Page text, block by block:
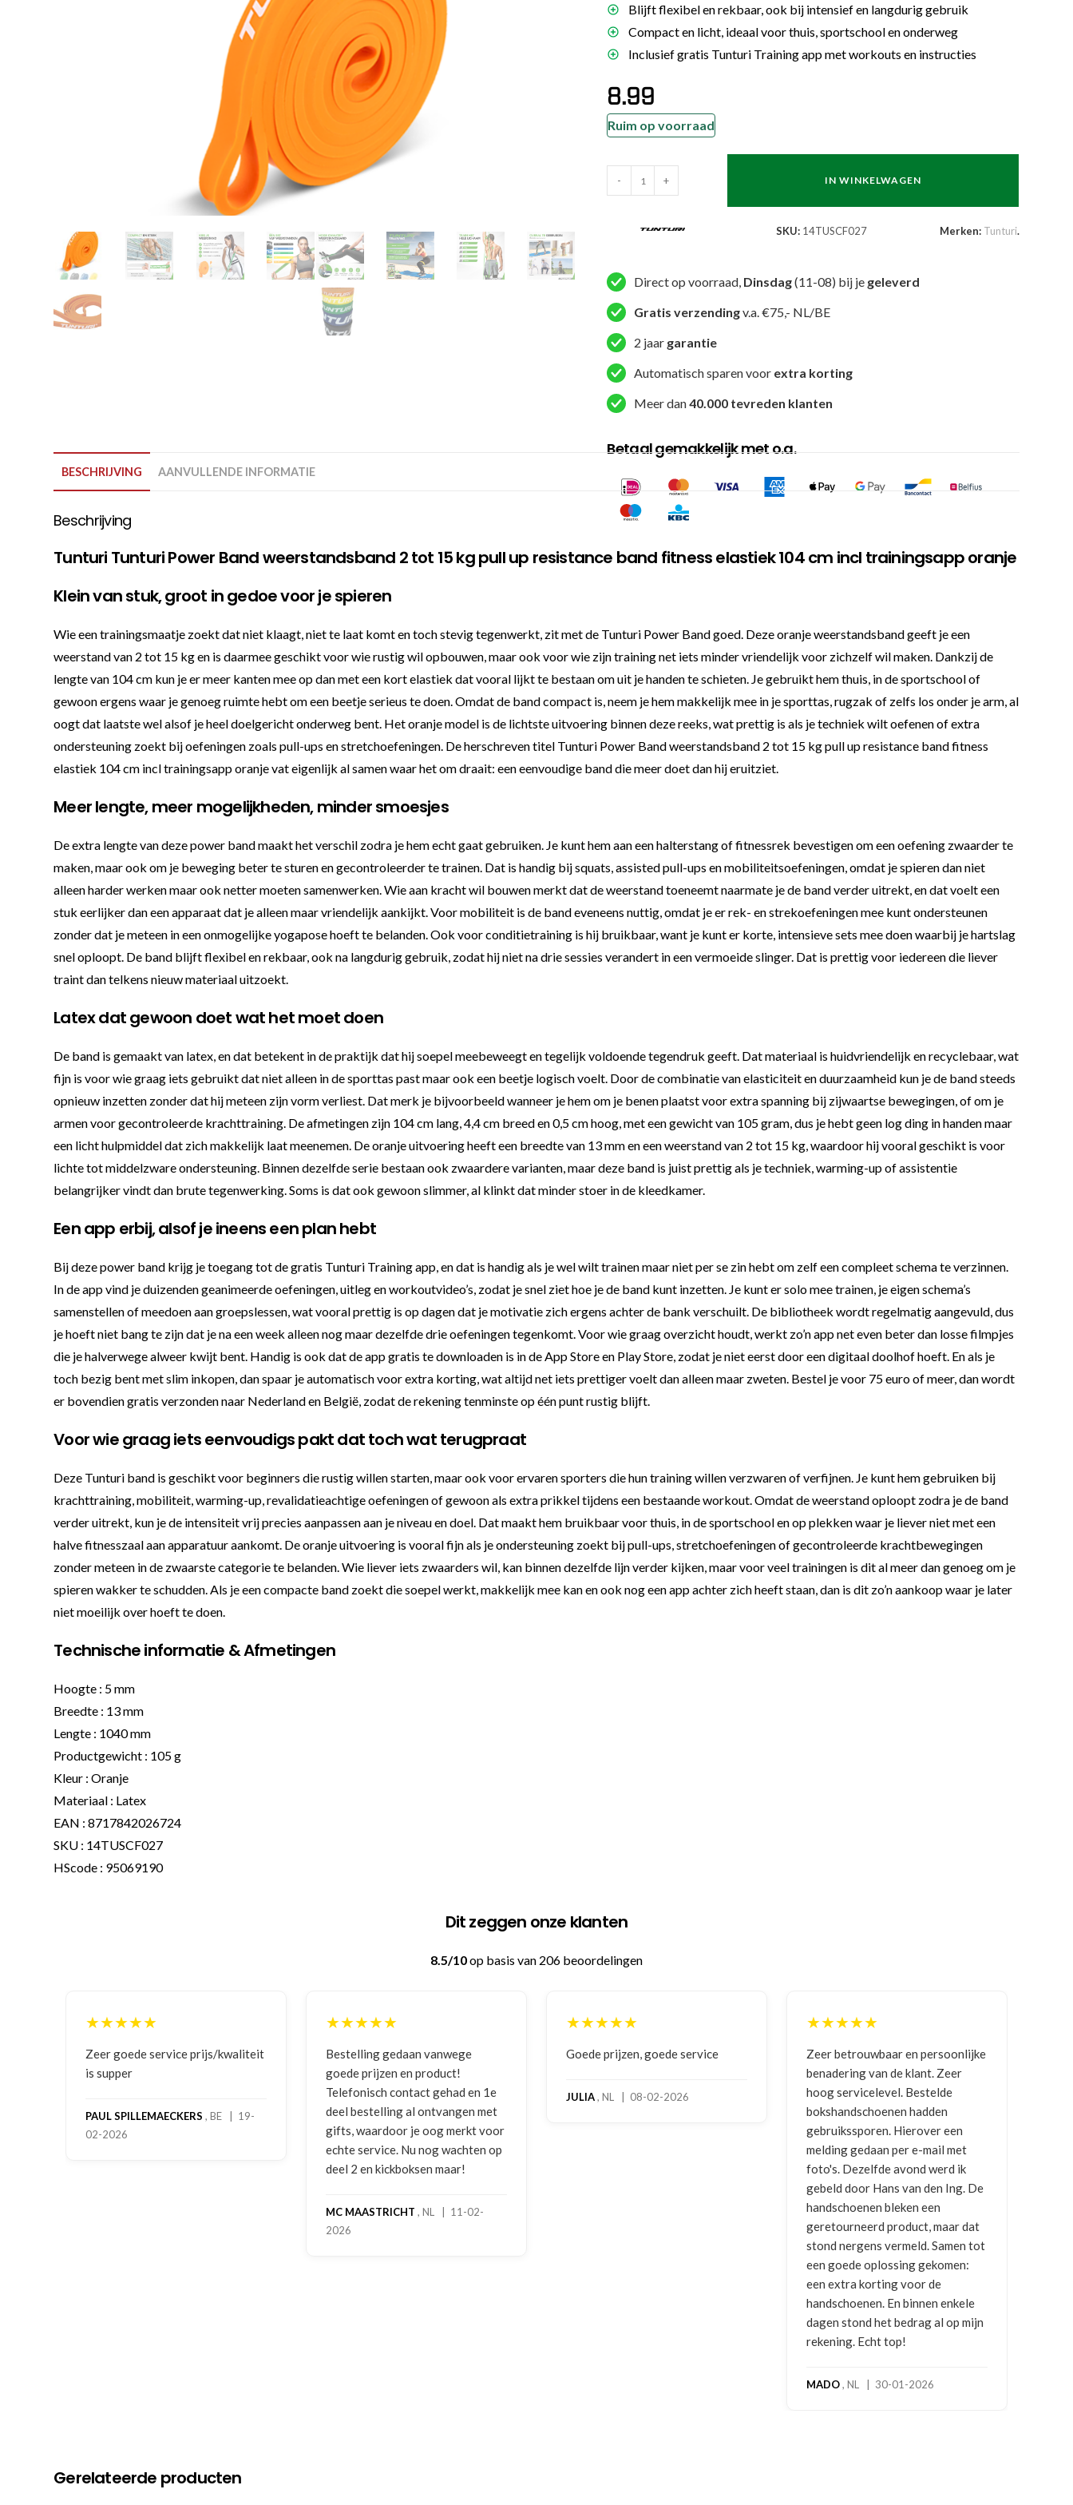
Voor dames
Zakhandschoenen
Trainingsartikelen
Bokszak
Bevestigingsmateriaal
Bokspoppen
Stoot- en trapkussens
Blijft flexibel en rekbaar, ook bij intensief en langdurig gebruik
Compact en licht, ideaal voor thuis, sportschool en onderweg
Inclusief gratis Tunturi Training app met workouts en instructies
8.99
Ruim op voorraad
Weerstandsband
Extra
Light
2
tot
15
kg
-
Oranje
- + IN WINKELWAGEN
SKU: 14TUSCF027 Merken: Tunturi.
Direct op voorraad, Dinsdag(11-08) bij je geleverd
Gratis verzendingv.a. €75,- NL/BE
2 jaar garantie
Automatisch sparen voor extra korting
Meer dan40.000 tevreden klanten
Betaal gemakkelijk met o.a.
BESCHRIJVING AANVULLENDE INFORMATIE
Beschrijving
Tunturi Tunturi Power Band weerstandsband 2 tot 15 kg pull up resistance band fitness elastiek 104 cm incl trainingsapp oranje
Klein van stuk, groot in gedoe voor je spieren
Wie een trainingsmaatje zoekt dat niet klaagt, niet te laat komt en toch stevig tegenwerkt, zit met de Tunturi Power Band goed. Deze oranje weerstandsband geeft je een
weerstand van 2 tot 15 kg en is daarmee geschikt voor wie rustig wil opbouwen, maar ook voor wie zijn training net iets minder vriendelijk voor zichzelf wil maken. Dankzij de
lengte van 104 cm kun je er meer kanten mee op dan met een kort elastiek dat vooral lijkt te bestaan om uit je handen te schieten. Je gebruikt hem thuis, in de sportschool of
gewoon ergens waar je genoeg ruimte hebt om een beetje serieus te doen. Omdat de band compact is, neem je hem makkelijk mee in je sporttas, rugzak of zelfs los onder je arm, al
oogt dat laatste wel alsof je heel doelgericht onderweg bent. Het oranje model is de lichtste uitvoering binnen deze reeks, wat prettig is als je techniek wilt oefenen of extra
ondersteuning zoekt bij oefeningen zoals pull-ups en stretchoefeningen. De herschreven titel Tunturi Power Band weerstandsband 2 tot 15 kg pull up resistance band fitness
elastiek 104 cm incl trainingsapp oranje vat eigenlijk al samen waar het om draait: een eenvoudige band die meer doet dan hij eruitziet.
Meer lengte, meer mogelijkheden, minder smoesjes
De extra lengte van deze power band maakt het verschil zodra je hem echt gaat gebruiken. Je kunt hem aan een halterstang of fitnessrek bevestigen om een oefening zwaarder te
maken, maar ook om je beweging beter te sturen en gecontroleerder te trainen. Dat is handig bij squats, assisted pull-ups en mobiliteitsoefeningen, omdat je spieren dan niet
alleen harder werken maar ook netter moeten samenwerken. Wie aan kracht wil bouwen merkt dat de weerstand toeneemt naarmate je de band verder uitrekt, en dat voelt een
stuk eerlijker dan een apparaat dat je alleen maar vriendelijk aankijkt. Voor mobiliteit is de band eveneens nuttig, omdat je er rek- en strekoefeningen mee kunt ondersteunen
zonder dat je meteen in een onmogelijke yogapose hoeft te belanden. Ook voor conditietraining is hij bruikbaar, want je kunt er korte, intensieve sets mee doen waarbij je hartslag
snel oploopt. De band blijft flexibel en rekbaar, ook na langdurig gebruik, zodat hij niet na drie sessies verandert in een vermoeide slinger. Dat is prettig voor iedereen die liever
traint dan telkens nieuw materiaal uitzoekt.
Latex dat gewoon doet wat het moet doen
De band is gemaakt van latex, en dat betekent in de praktijk dat hij soepel meebeweegt en tegelijk voldoende tegendruk geeft. Dat materiaal is huidvriendelijk en recyclebaar, wat
fijn is voor wie graag iets gebruikt dat niet alleen in de sporttas past maar ook een beetje logisch voelt. Door de combinatie van elasticiteit en duurzaamheid kun je de band steeds
opnieuw inzetten zonder dat hij meteen zijn vorm verliest. Dat merk je bijvoorbeeld wanneer je hem om je benen plaatst voor extra spanning bij zijwaartse bewegingen, of om je
armen voor gecontroleerde krachttraining. De afmetingen zijn 104 cm lang, 4,4 cm breed en 0,5 cm hoog, met een gewicht van 105 gram, dus je hebt geen log ding in handen maar
een licht hulpmiddel dat zich makkelijk laat meenemen. De oranje uitvoering heeft een breedte van 13 mm en een weerstand van 2 tot 15 kg, waardoor hij vooral geschikt is voor
lichte tot middelzware ondersteuning. Binnen dezelfde serie bestaan ook zwaardere varianten, maar deze band is juist prettig als je techniek, warming-up of assistentie
belangrijker vindt dan brute tegenwerking. Soms is dat ook gewoon slimmer, al klinkt dat minder stoer in de kleedkamer.
Een app erbij, alsof je ineens een plan hebt
Bij deze power band krijg je toegang tot de gratis Tunturi Training app, en dat is handig als je wel wilt trainen maar niet per se zin hebt om zelf een compleet schema te verzinnen.
In de app vind je duizenden geanimeerde oefeningen, uitleg en workoutvideo’s, zodat je snel ziet hoe je de band kunt inzetten. Je kunt er solo mee trainen, je eigen schema’s
samenstellen of meedoen aan groepslessen, wat vooral prettig is op dagen dat je motivatie zich ergens achter de bank verschuilt. De bibliotheek wordt regelmatig aangevuld, dus
je hoeft niet bang te zijn dat je na een week alleen nog maar dezelfde drie oefeningen tegenkomt. Voor wie graag overzicht houdt, werkt zo’n app net even beter dan losse filmpjes
die je halverwege alweer kwijt bent. Handig is ook dat de app gratis te downloaden is in de App Store en Play Store, zodat je niet eerst door een digitaal doolhof hoeft. En als je
toch bezig bent met slim inkopen, dan spaar je automatisch voor extra korting, wat altijd net iets prettiger voelt dan alleen maar zweten. Bestel je voor 75 euro of meer, dan wordt
er bovendien gratis verzonden naar Nederland en België, zodat de rekening tenminste op één punt rustig blijft.
Voor wie graag iets eenvoudigs pakt dat toch wat terugpraat
Deze Tunturi band is geschikt voor beginners die rustig willen starten, maar ook voor ervaren sporters die hun training willen verzwaren of verfijnen. Je kunt hem gebruiken bij
krachttraining, mobiliteit, warming-up, revalidatieachtige oefeningen of gewoon als extra prikkel tijdens een bestaande workout. Omdat de weerstand oploopt zodra je de band
verder uitrekt, kun je de intensiteit vrij precies aanpassen aan je niveau en doel. Dat maakt hem bruikbaar voor thuis, in de sportschool en op plekken waar je liever niet met een
halve fitnesszaal aan apparatuur aankomt. De oranje uitvoering is vooral fijn als je ondersteuning zoekt bij pull-ups, stretchoefeningen of gecontroleerde krachtbewegingen
zonder meteen in de zwaarste categorie te belanden. Wie liever iets zwaarders wil, kan binnen dezelfde lijn verder kijken, maar voor veel trainingen is dit al meer dan genoeg om je
spieren wakker te schudden. Als je een compacte band zoekt die soepel werkt, makkelijk mee kan en ook nog een app achter zich heeft staan, dan is dit zo’n aankoop waar je later
niet moeilijk over hoeft te doen.
Technische informatie & Afmetingen
Hoogte : 5 mm
Breedte : 13 mm
Lengte : 1040 mm
Productgewicht : 105 g
Kleur : Oranje
Materiaal : Latex
EAN : 8717842026724
SKU : 14TUSCF027
HScode : 95069190
Dit zeggen onze klanten
8.5/10op basis van 206 beoordelingen
★★★★★
Bestelling gedaan vanwege
goede prijzen en product!
deel bestelling al ontvangen met
gifts, waardoor je oog merkt voor
★★★★★
Goede prijzen, goede service
JULIA, NL | 08-02-2026
★★★★★
Zeer betrouwbaar en persoonlijke
hoog servicelevel. Bestelde
★★★★★
Goede communicatie, artikel goed
ontvangen
NICO VERMUNICHT, BE | 29-01-
2026
Gerelateerde producten